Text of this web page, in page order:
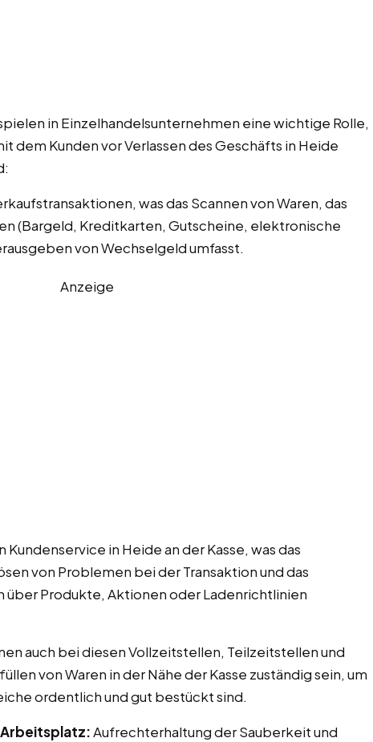
in Einzelhandelsunternehmen eine wichtige Rolle,
dem Kunden vor Verlassen des Geschäfts in Heide
was das Scannen von Waren, das
(Bargeld, Kreditkarten, Gutscheine, elektronische
von Wechselgeld umfasst.
Anzeige
Kundenservice in Heide an der Kasse, was das
von Problemen bei der Transaktion und das
Produkte, Aktionen oder Ladenrichtlinien
auch bei diesen Vollzeitstellen, Teilzeitstellen und
von Waren in der Nähe der Kasse zuständig sein, um
ordentlich und gut bestückt sind.
Arbeitsplatz:Aufrechterhaltung der Sauberkeit und